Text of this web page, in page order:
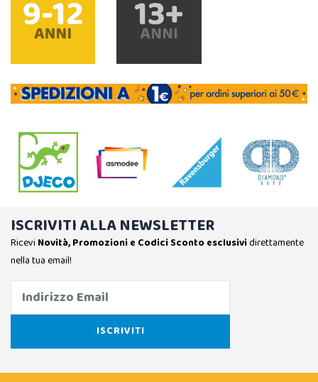
ISCRIVITI ALLA NEWSLETTER
Ricevi Novità, Promozioni e Codici Sconto esclusividirettamente
nella tua email!